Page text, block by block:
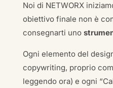
Noi di NETWORX
obiettivo finale non è
consegnarti uno
Ogni elemento del
copywriting, proprio
leggendo ora) e ogni